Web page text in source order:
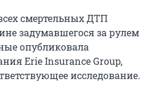
смертельных ДТП
задумавшегося за рулем
опубликовала
Erie Insurance Group,
исследование.